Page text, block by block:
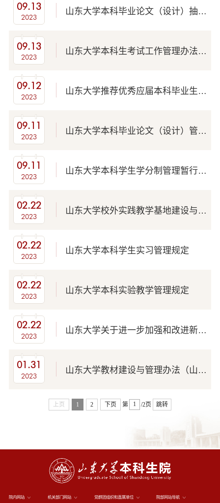
09.13
2023
山东大学本科毕业论文（设计）抽检实施细则（试行）（山大教字〔2023〕13号）
09.13
2023
山东大学本科生考试工作管理办法(山大教字〔2023〕12号)
09.12
2023
山东大学推荐优秀应届本科毕业生免试攻读研究生工作办法(山大教字〔2023〕7号)
09.11
2023
山东大学本科毕业论文（设计）管理办法(山大教字〔2023〕6号)
09.11
2023
山东大学本科学生学分制管理暂行规定(山大教字〔2018〕33号)
02.22
2023
山东大学校外实践教学基地建设与管理办法
02.22
2023
山东大学本科学生实习管理规定
02.22
2023
山东大学本科实验教学管理规定
02.22
2023
山东大学关于进一步加强和改进新时代本科实践教学工作的实施意见
01.31
2023
山东大学教材建设与管理办法（山大教字〔2023〕1号）
上页 1 2 下页 第 /2页 跳转
院内网站 机关部门网站 党群团组织和直属单位 院部网站导航